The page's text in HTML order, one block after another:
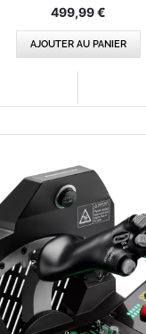
499,99 €
AJOUTER AU PANIER